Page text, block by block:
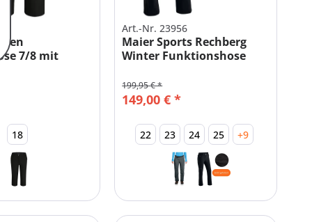
7/8 mit
18
Art.-Nr. 23956
Maier Sports Rechberg
Winter Funktionshose
149,00 € *
199,95 € *
22 23 24 25 +9